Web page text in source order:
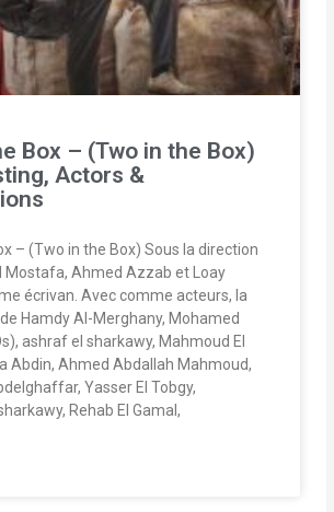
Box – (Two in the Box)
Actors &
– (Two in the Box) Sous la direction
Mostafa, Ahmed Azzab et Loay
écrivan. Avec comme acteurs, la
Hamdy Al-Merghany, Mohamed
ashraf el sharkawy, Mahmoud El
Abdin, Ahmed Abdallah Mahmoud,
Yasser El Tobgy,
Rehab El Gamal,